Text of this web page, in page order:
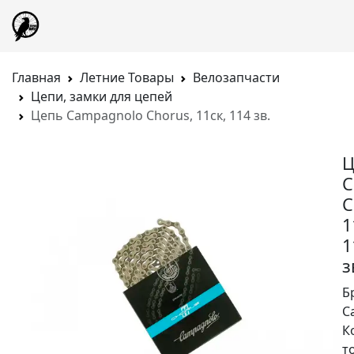
Главная Летние Товары
Велозапчасти
Цепи, замки для цепей
Цепь Campagnolo Chorus, 11ск, 114 зв.